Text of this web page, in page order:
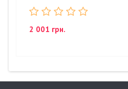
2 001 грн.